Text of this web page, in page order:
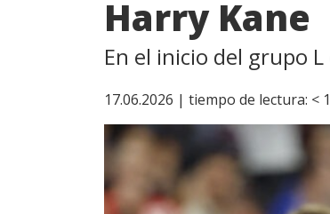
Harry Kane
En el inicio del grupo
17.06.2026 | tiempo de lectura: < 1